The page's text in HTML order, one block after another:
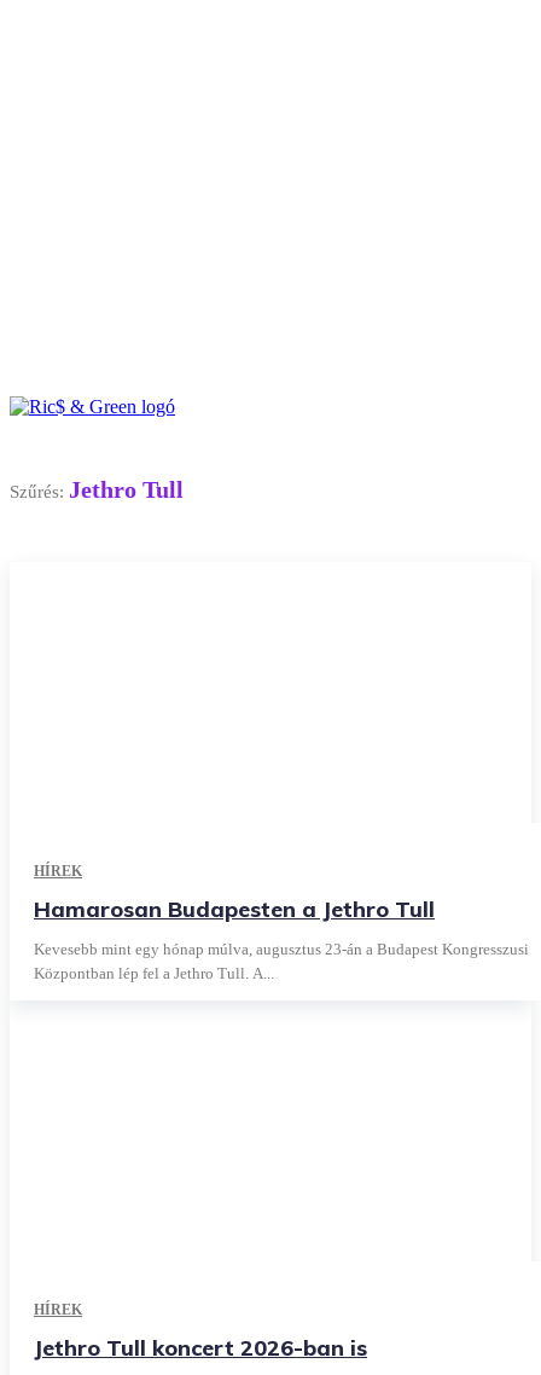
Szűrés: Jethro Tull
HÍREK
Hamarosan Budapesten a Jethro Tull
Kevesebb mint egy hónap múlva, augusztus 23-án a Budapest Kongresszusi
Központban lép fel a Jethro Tull. A...
HÍREK
Jethro Tull koncert 2026-ban is